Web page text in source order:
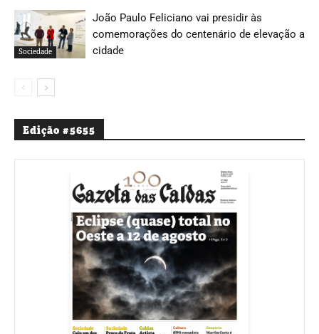
Sociedade
João Paulo Feliciano vai presidir às
comemorações do centenário de elevação a
cidade
Edição #5655